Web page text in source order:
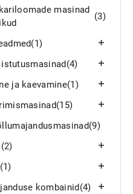
masinad
(3)
(1)
istutusmasinad (4)
ja kaevamine(1)
(15)
(9)
(2)
(1)
kombainid (4)